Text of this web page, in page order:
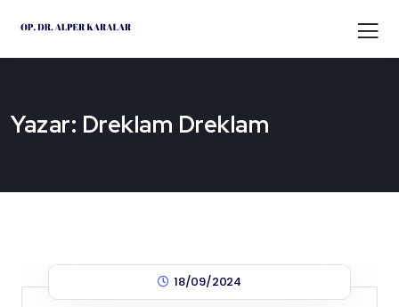
Yazar: Dreklam Dreklam
18/09/2024